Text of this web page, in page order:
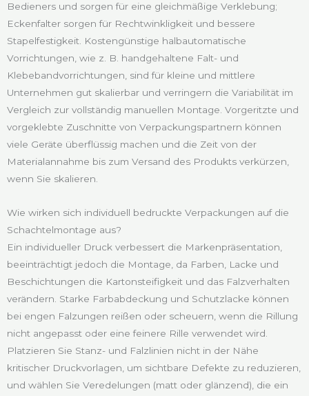
Bedieners und sorgen für eine gleichmäßige Verklebung;
Eckenfalter sorgen für Rechtwinkligkeit und bessere
Stapelfestigkeit. Kostengünstige halbautomatische
Vorrichtungen, wie z. B. handgehaltene Falt- und
Klebebandvorrichtungen, sind für kleine und mittlere
Unternehmen gut skalierbar und verringern die Variabilität im
Vergleich zur vollständig manuellen Montage. Vorgeritzte und
vorgeklebte Zuschnitte von Verpackungspartnern können
viele Geräte überflüssig machen und die Zeit von der
Materialannahme bis zum Versand des Produkts verkürzen,
wenn Sie skalieren.
Wie wirken sich individuell bedruckte Verpackungen auf die
Schachtelmontage aus?
Ein individueller Druck verbessert die Markenpräsentation,
beeinträchtigt jedoch die Montage, da Farben, Lacke und
Beschichtungen die Kartonsteifigkeit und das Falzverhalten
verändern. Starke Farbabdeckung und Schutzlacke können
bei engen Falzungen reißen oder scheuern, wenn die Rillung
nicht angepasst oder eine feinere Rille verwendet wird.
Platzieren Sie Stanz- und Falzlinien nicht in der Nähe
kritischer Druckvorlagen, um sichtbare Defekte zu reduzieren,
und wählen Sie Veredelungen (matt oder glänzend), die ein